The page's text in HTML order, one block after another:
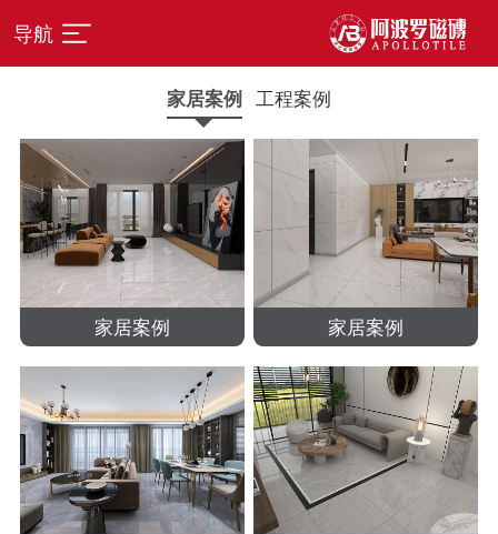
导航
家居案例 工程案例
家居案例 家居案例